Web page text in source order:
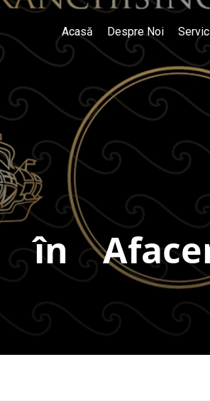
Acasă Despre Noi
în